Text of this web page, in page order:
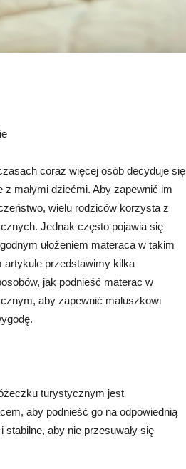
coraz więcej osób decyduje się
z małymi dziećmi. Aby zapewnić im
wielu rodziców korzysta z
Jednak często pojawia się
ułożeniem materaca w takim
artykule przedstawimy kilka
jak podnieść materac w
aby zapewnić maluszkowi
turystycznym jest
aby podnieść go na odpowiednią
aby nie przesuwały się